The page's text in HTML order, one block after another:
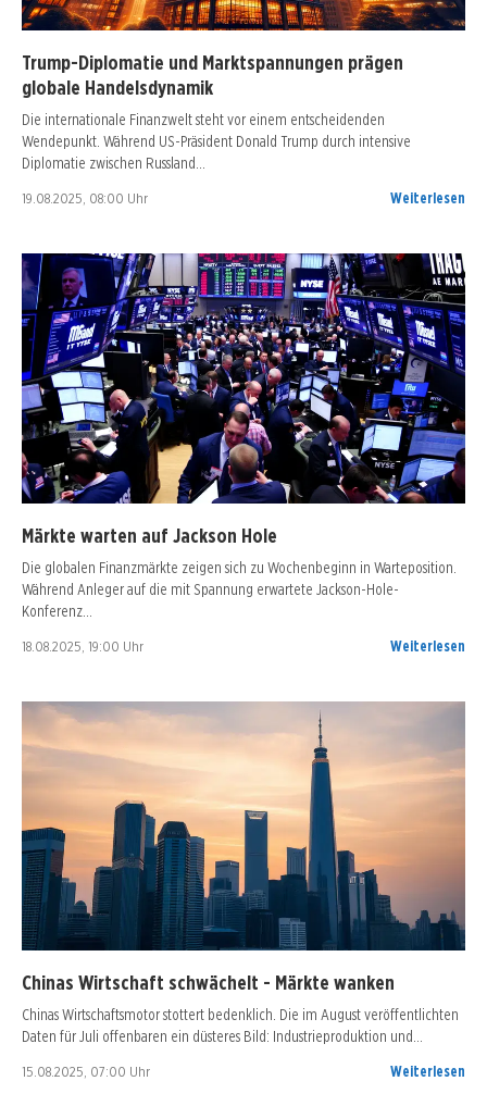
Trump-Diplomatie und Marktspannungen prägen
globale Handelsdynamik
Die internationale Finanzwelt steht vor einem entscheidenden
Wendepunkt. Während US-Präsident Donald Trump durch intensive
Diplomatie zwischen Russland…
19.08.2025, 08:00 Uhr Weiterlesen
Märkte warten auf Jackson Hole
Die globalen Finanzmärkte zeigen sich zu Wochenbeginn in Warteposition.
Während Anleger auf die mit Spannung erwartete Jackson-Hole-
Konferenz…
18.08.2025, 19:00 Uhr Weiterlesen
Chinas Wirtschaft schwächelt - Märkte wanken
Chinas Wirtschaftsmotor stottert bedenklich. Die im August veröffentlichten
Daten für Juli offenbaren ein düsteres Bild: Industrieproduktion und…
15.08.2025, 07:00 Uhr Weiterlesen